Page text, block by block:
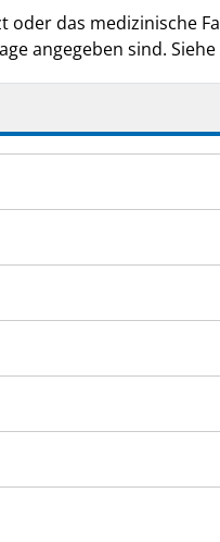
oder das medizinische
angegeben sind.